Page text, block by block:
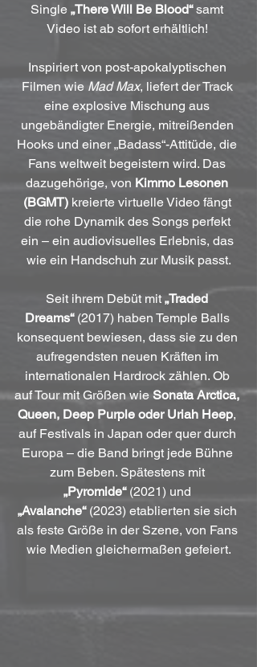
Single „There Will Be Blood“ samt
Video ist ab sofort erhältlich!
Inspiriert von post-apokalyptischen
Filmen wie Mad Max, liefert der Track
eine explosive Mischung aus
ungebändigter Energie, mitreißenden
Hooks und einer „Badass“-Attitüde, die
Fans weltweit begeistern wird. Das
dazugehörige, von Kimmo Lesonen
(BGMT) kreierte virtuelle Video fängt
die rohe Dynamik des Songs perfekt
ein – ein audiovisuelles Erlebnis, das
wie ein Handschuh zur Musik passt.
Seit ihrem Debüt mit „Traded
Dreams“ (2017) haben Temple Balls
konsequent bewiesen, dass sie zu den
aufregendsten neuen Kräften im
internationalen Hardrock zählen. Ob
auf Tour mit Größen wie Sonata Arctica,
Queen, Deep Purple oder Uriah Heep,
auf Festivals in Japan oder quer durch
Europa – die Band bringt jede Bühne
zum Beben. Spätestens mit
„Pyromide“ (2021) und
„Avalanche“ (2023) etablierten sie sich
als feste Größe in der Szene, von Fans
wie Medien gleichermaßen gefeiert.